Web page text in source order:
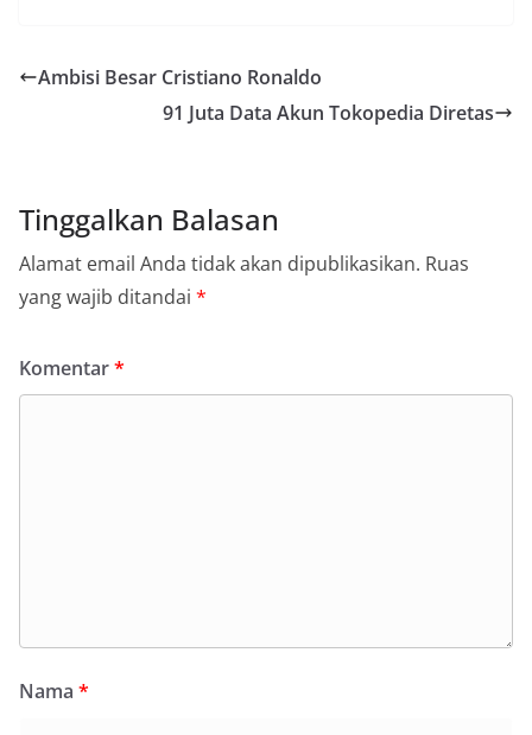
Ambisi Besar Cristiano Ronaldo
91 Juta Data Akun Tokopedia Diretas
Tinggalkan Balasan
Alamat email Anda tidak akan dipublikasikan. Ruas
yang wajib ditandai *
Komentar*
Nama *